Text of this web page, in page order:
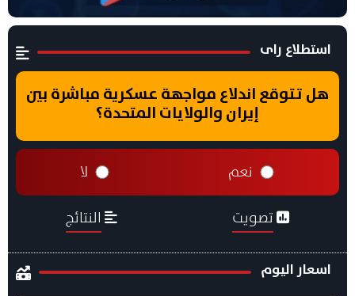
استطلاع راى
هل تتوقع اندلاع مواجهة عسكرية مباشرة بين
إيران والولايات المتحدة؟
نعم لا
تصويت النتائج
اسعار اليوم